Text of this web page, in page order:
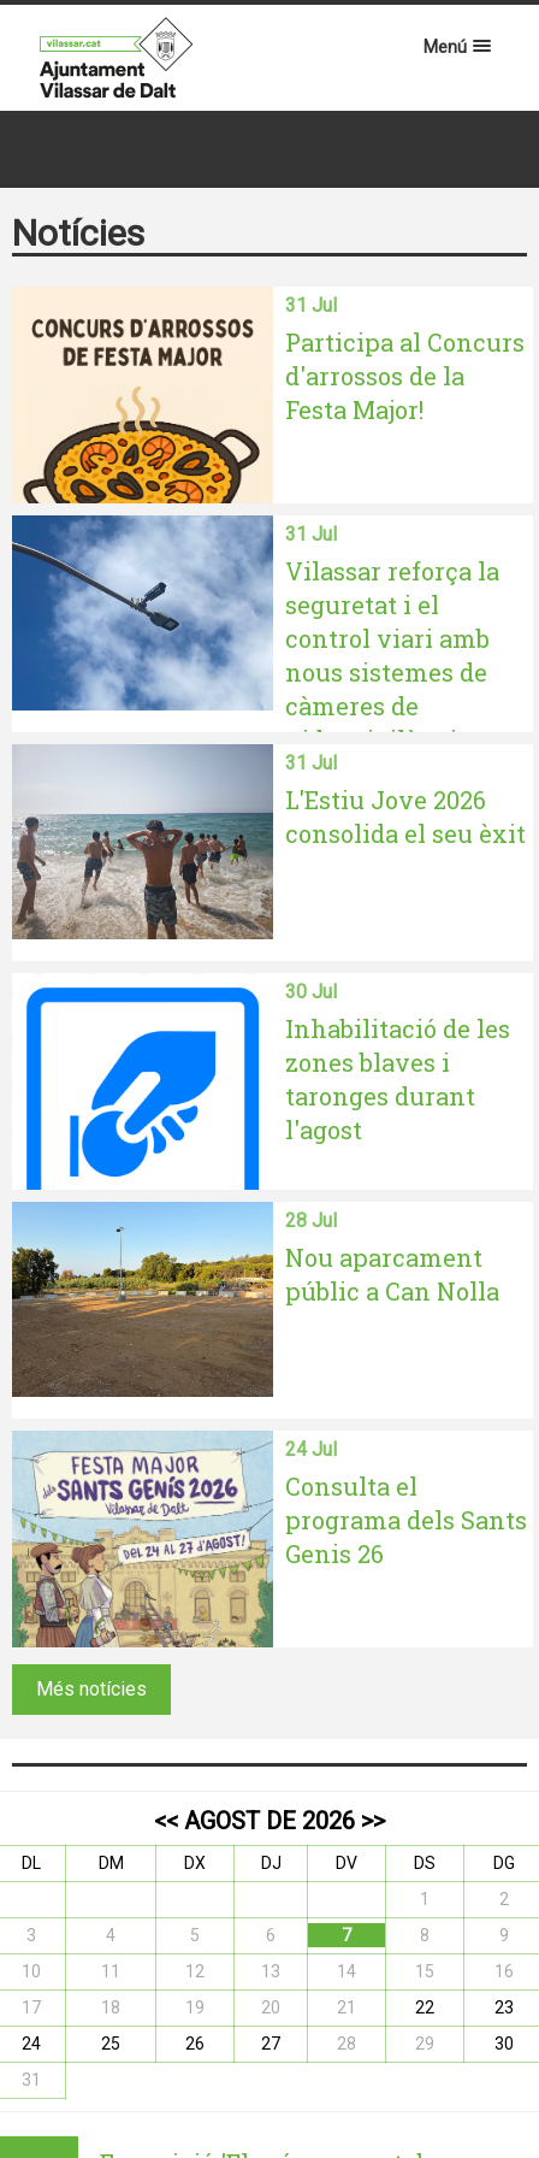
Menú
Notícies
31 Jul
Participa al Concurs
d'arrossos de la
Festa Major!
31 Jul
Vilassar reforça la
seguretat i el
control viari amb
nous sistemes de
càmeres de
videovigilància
31 Jul
L'Estiu Jove 2026
consolida el seu èxit
30 Jul
Inhabilitació de les
zones blaves i
taronges durant
l'agost
28 Jul
Nou aparcament
públic a Can Nolla
24 Jul
Consulta el
programa dels Sants
Genis 26
Més notícies
<< AGOST DE 2026 >>
DL DM DX DJ DV DS
DG
1
2
3
4 5 6 7 8
9
10
11 12 13 14 15
16
17
18 19 20 21 22
23
24
25 26 27 28 29
30
31